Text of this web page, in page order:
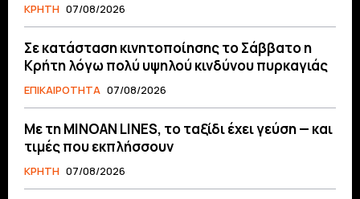
ΚΡΗΤΗ 07/08/2026
Σε κατάσταση κινητοποίησης το Σάββατο η
Κρήτη λόγω πολύ υψηλού κινδύνου πυρκαγιάς
ΕΠΙΚΑΙΡΟΤΗΤΑ 07/08/2026
Με τη MINOAN LINES, το ταξίδι έχει γεύση — και
τιμές που εκπλήσσουν
ΚΡΗΤΗ 07/08/2026